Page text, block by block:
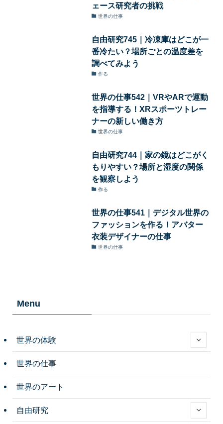
ェース研究者の挑戦
世界の仕事
自由研究745｜冷凍庫はどこが一
番冷たい？場所ごとの温度差を
調べてみよう
作る
世界の仕事542｜VRやARで運動
を指導する！XRスポーツトレー
ナーの新しい働き方
世界の仕事
自由研究744｜家の鏡はどこがく
もりやすい？場所と湿度の関係
を観察しよう
作る
世界の仕事541｜デジタル世界の
ファッションを作る！アバター
衣装デザイナーの仕事
世界の仕事
Menu
世界の体験
世界の仕事
世界のアート
自由研究